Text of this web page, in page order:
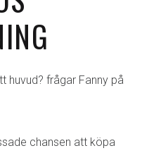
huvud? frågar Fanny på
chansen att köpa